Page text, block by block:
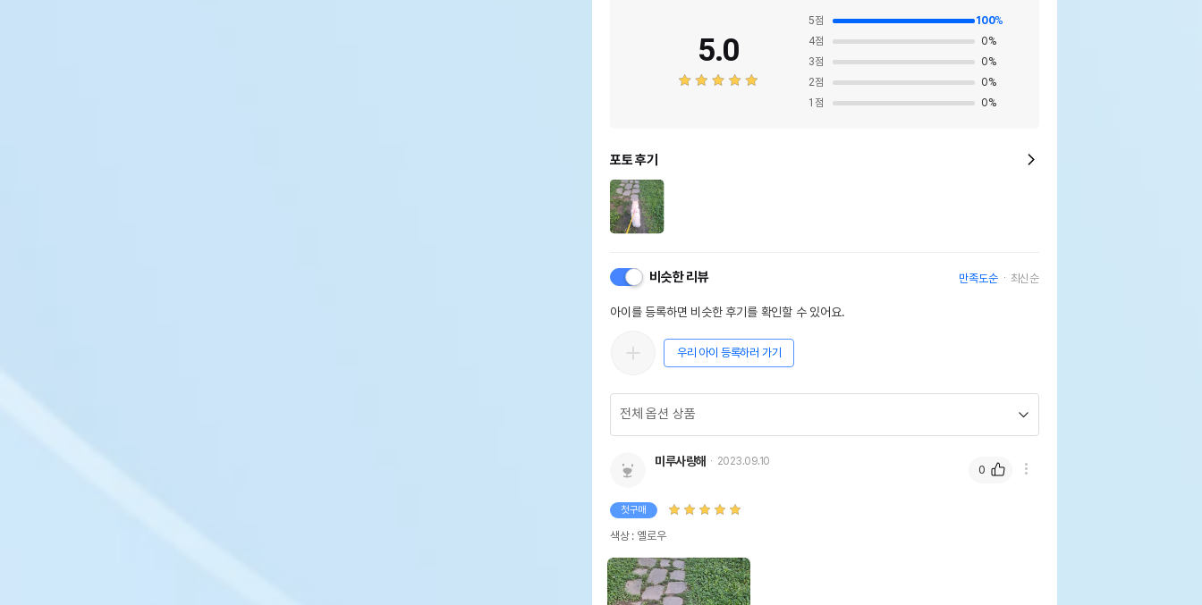
5.0
5점 100%
4점 0%
3점 0%
2점 0%
1 점 0%
포토 후기
비슷한 리뷰 만족도순 최신순
아이를 등록하면 비슷한 후기를 확인할 수 있어요.
우리 아이 등록하러 가기
미루사랑해 2023.09.10
첫구매
색상 : 옐로우
0